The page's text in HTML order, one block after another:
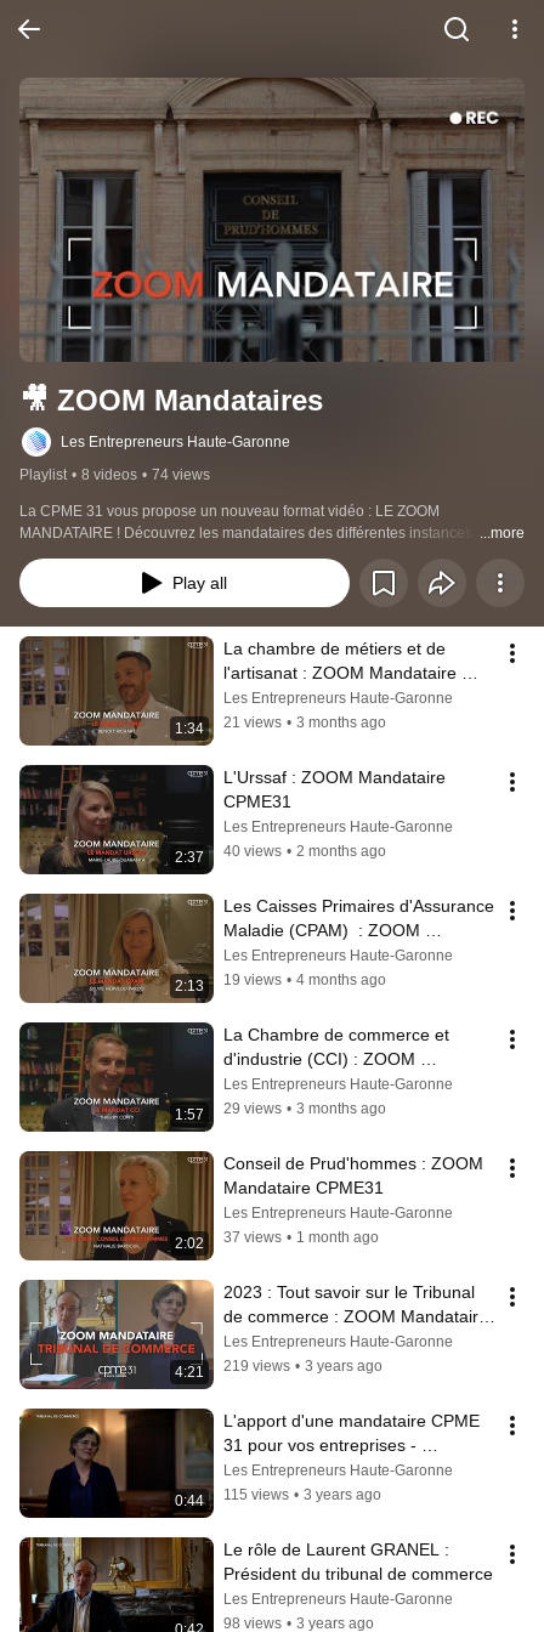
🎥 ZOOM Mandataires
Les Entrepreneurs Haute-Garonne
Playlist • 8 videos • 74 views
La CPME 31 vous propose un nouveau format vidéo : LE ZOOM
MANDATAIRE ! Découvrez les mandataires des différentes instances. Au
travers de ces vidéos, vous pourrez en savoir plus sur leurs rôles, leurs
champs d'action et les personnes qui composent ces institutions et qui
pourront potentiellement vous accompagner dans vos entreprises
...more
Play all
1:34
La chambre de métiers et de
l'artisanat : ZOOM Mandataire
CPME31
Les Entrepreneurs Haute-Garonne
21 views • 3 months ago
2:37
L'Urssaf : ZOOM Mandataire
CPME31
Les Entrepreneurs Haute-Garonne
40 views • 2 months ago
2:13
Les Caisses Primaires d'Assurance
Maladie (CPAM)  : ZOOM
Mandataire CPME31
Les Entrepreneurs Haute-Garonne
19 views • 4 months ago
1:57
La Chambre de commerce et
d'industrie (CCI) : ZOOM
Mandataire CPME31
Les Entrepreneurs Haute-Garonne
29 views • 3 months ago
2:02
Conseil de Prud'hommes : ZOOM
Mandataire CPME31
Les Entrepreneurs Haute-Garonne
37 views • 1 month ago
4:21
2023 : Tout savoir sur le Tribunal
de commerce : ZOOM Mandataire
CPME31
Les Entrepreneurs Haute-Garonne
219 views • 3 years ago
0:44
L'apport d'une mandataire CPME
31 pour vos entreprises -
Dominique GASET
Les Entrepreneurs Haute-Garonne
115 views • 3 years ago
Le rôle de Laurent GRANEL :
Président du tribunal de commerce
Les Entrepreneurs Haute-Garonne
98 views • 3 years ago